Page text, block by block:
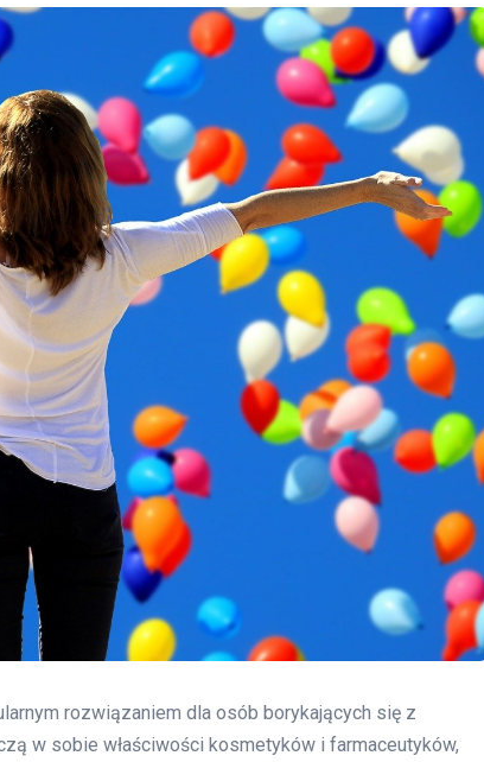
rozwiązaniem dla osób borykających się z
w sobie właściwości kosmetyków i farmaceutyków,